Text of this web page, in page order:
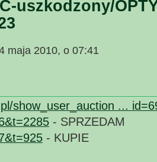
uszkodzony/
maja 2010, o 07:41
show_user_auction ...
- SPRZEDAM
- KUPIE